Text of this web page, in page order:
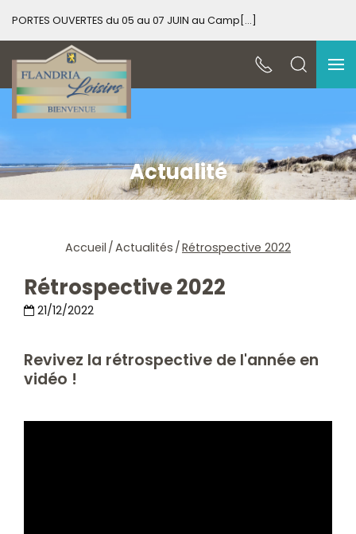
PORTES OUVERTES du 05 au 07 JUIN au Camp[...]
Actualité
Accueil Actualités Rétrospective 2022
Rétrospective 2022
21/12/2022
Revivez la rétrospective de l'année en
vidéo !